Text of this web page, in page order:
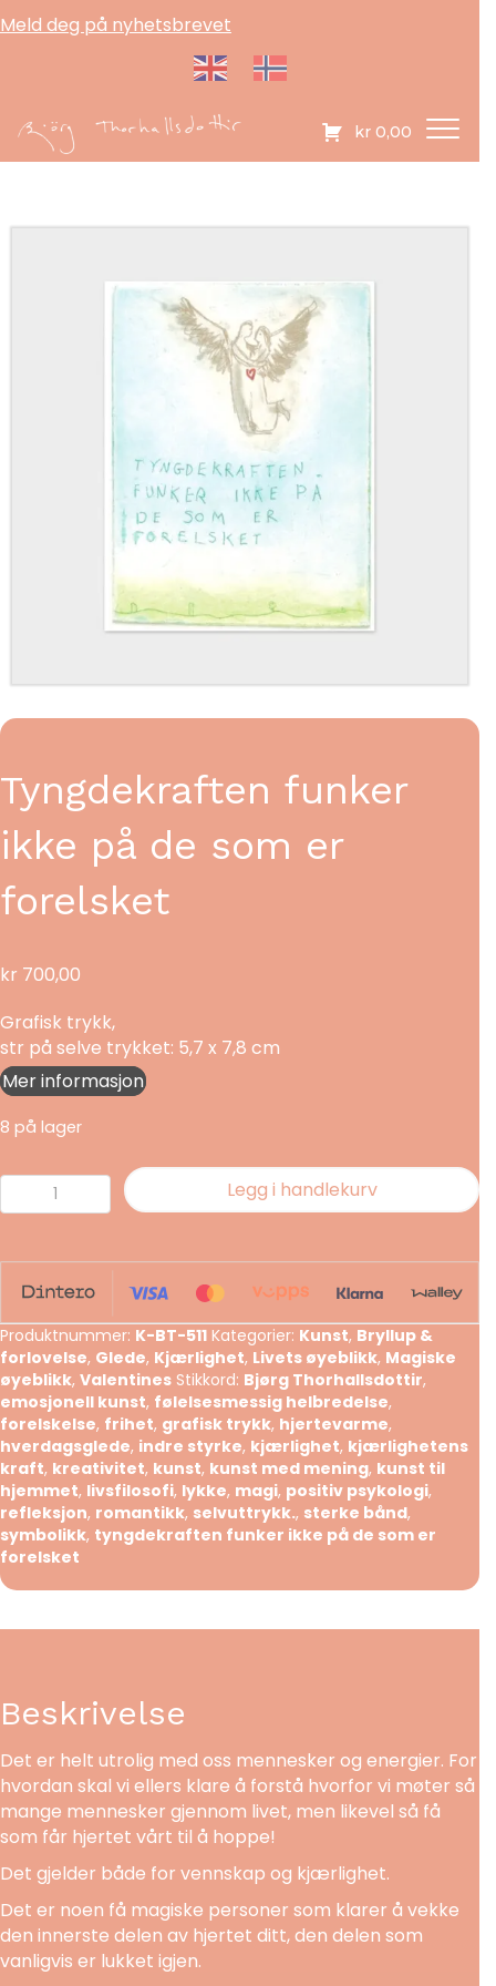
Meld deg på nyhetsbrevet
kr 0,00
Tyngdekraften funker
ikke på de som er
forelsket
kr 700,00
Grafisk trykk,
str på selve trykket: 5,7 x 7,8 cm
Mer informasjon
8 på lager
Tyngdekraften
funker
på
de
er
forelsket
antall
Legg i handlekurv
Produktnummer: K-BT-511 Kategorier: Kunst, Bryllup &
forlovelse, Glede, Kjærlighet, Livets øyeblikk, Magiske
øyeblikk, Valentines Stikkord: Bjørg Thorhallsdottir,
emosjonell kunst, følelsesmessig helbredelse,
forelskelse, frihet, grafisk trykk, hjertevarme,
hverdagsglede, indre styrke, kjærlighet, kjærlighetens
kraft, kreativitet, kunst, kunst med mening, kunst til
hjemmet, livsfilosofi, lykke, magi, positiv psykologi,
refleksjon, romantikk, selvuttrykk., sterke bånd,
symbolikk, tyngdekraften funker ikke på de som er
forelsket
Beskrivelse
Det er helt utrolig med oss mennesker og energier. For
hvordan skal vi ellers klare å forstå hvorfor vi møter så
mange mennesker gjennom livet, men likevel så få
som får hjertet vårt til å hoppe!
Det gjelder både for vennskap og kjærlighet.
Det er noen få magiske personer som klarer å vekke
den innerste delen av hjertet ditt, den delen som
vanligvis er lukket igjen.